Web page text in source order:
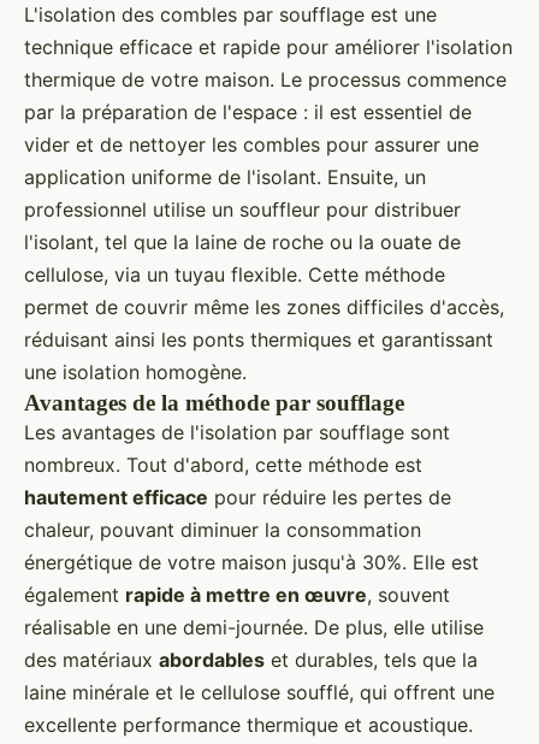
L'isolation des combles par soufflage est une
technique efficace et rapide pour améliorer l'isolation
thermique de votre maison. Le processus commence
par la préparation de l'espace : il est essentiel de
vider et de nettoyer les combles pour assurer une
application uniforme de l'isolant. Ensuite, un
professionnel utilise un souffleur pour distribuer
l'isolant, tel que la laine de roche ou la ouate de
cellulose, via un tuyau flexible. Cette méthode
permet de couvrir même les zones difficiles d'accès,
réduisant ainsi les ponts thermiques et garantissant
une isolation homogène.
Avantages de la méthode par soufflage
Les avantages de l'isolation par soufflage sont
nombreux. Tout d'abord, cette méthode est
hautement efficace pour réduire les pertes de
chaleur, pouvant diminuer la consommation
énergétique de votre maison jusqu'à 30%. Elle est
également rapide à mettre en œuvre, souvent
réalisable en une demi-journée. De plus, elle utilise
des matériaux abordables et durables, tels que la
laine minérale et le cellulose soufflé, qui offrent une
excellente performance thermique et acoustique.